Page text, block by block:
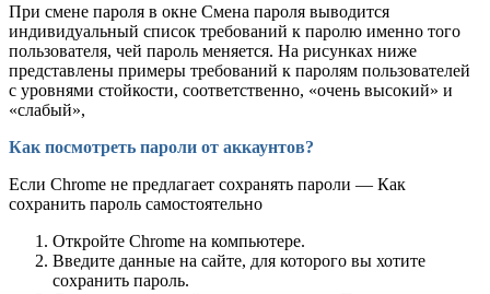
При смене пароля в окне Смена пароля выводится
индивидуальный список требований к паролю именно того
пользователя, чей пароль меняется. На рисунках ниже
представлены примеры требований к паролям пользователей
с уровнями стойкости, соответственно, «очень высокий» и
«слабый»,
Как посмотреть пароли от аккаунтов?
Если Chrome не предлагает сохранять пароли — Как
сохранить пароль самостоятельно
Откройте Chrome на компьютере.
Введите данные на сайте, для которого вы хотите
сохранить пароль.